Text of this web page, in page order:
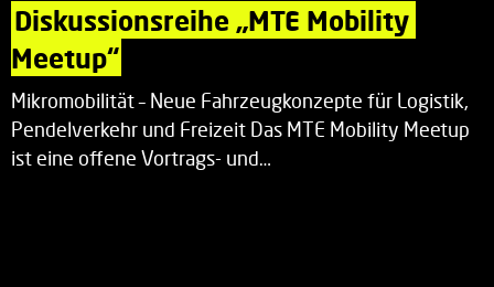
Diskussionsreihe „MTE Mobility
Meetup“
Mikromobilität – Neue Fahrzeugkonzepte für Logistik,
Pendelverkehr und Freizeit Das MTE Mobility Meetup
ist eine offene Vortrags- und…